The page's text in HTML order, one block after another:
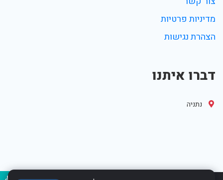
מדיניות פרטיות
הצהרת נגישות
דברו איתנו
נתניה